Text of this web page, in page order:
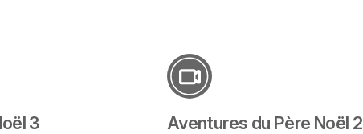
3 Aventures du Père Noël 2